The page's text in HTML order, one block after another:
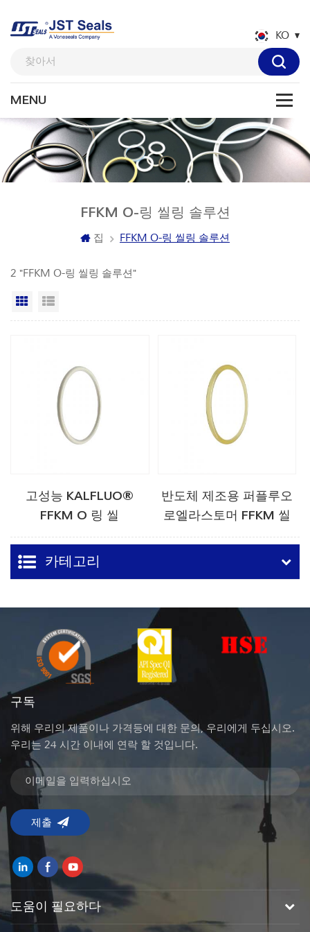
KO
FFKM O-링 씰링 솔루션
집 FFKM O-링 씰링 솔루션
2 "FFKM O-링 씰링 솔루션"
격자보기
고성능 KALFLUO®
FFKM O 링 씰
반도체 제조용 퍼플루오
로엘라스토머 FFKM 씰
카테고리
구독
위해 우리의 제품이나 가격등에 대한 문의, 우리에게 두십시오.
우리는 24 시간 이내에 연락 할 것입니다.
도움이 필요하다